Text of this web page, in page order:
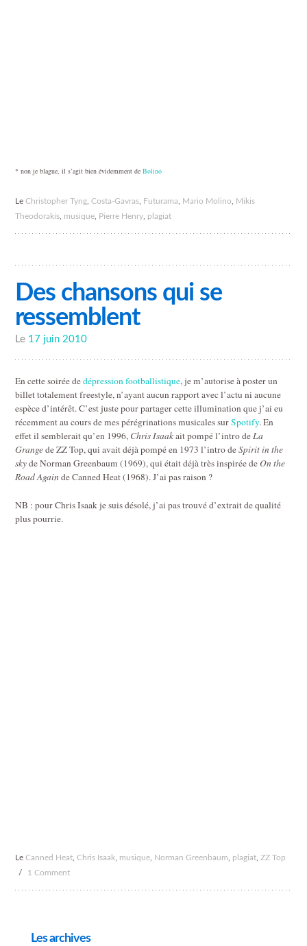
* non je blague, il s’agit bien évidemment deBolino
LeChristopher Tyng ,Costa-Gavras Futurama Mario Molino
Mikis
Theodorakis musique Pierre Henry plagiat
Des chansons qui se
ressemblent
Le 17 juin 2010
En cette soirée dedépression footballistique, je m’autorise à poster un
billet totalement freestyle, n’ayant aucun rapport avec l’actu ni aucune
espèce d’intérêt. C’est juste pour partager cette illumination que j’ai eu
récemment au cours de mes pérégrinations musicales surSpotify. En
effet il semblerait qu’en 1996, Chris Isaakait pompé l’intro deLa
Grangede ZZ Top, qui avait déjà pompé en 1973 l’intro deSpirit in the
skyde Norman Greenbaum (1969), qui était déjà très inspirée deOn the
Road Again de Canned Heat (1968). J’ai pas raison ?
NB : pour Chris Isaak je suis désolé, j’ai pas trouvé d’extrait de qualité
plus pourrie.
LeCanned Heat ,Chris Isaak musique Norman Greenbaum plagiat ,ZZ Top
/
1 Comment
Les archives